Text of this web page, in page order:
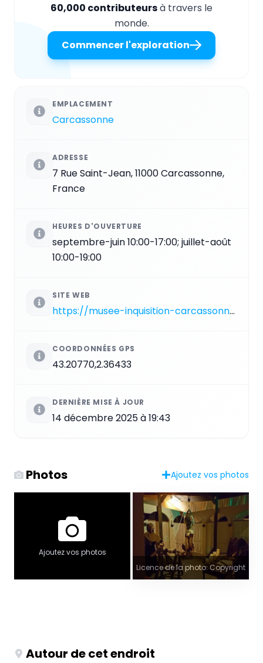
60,000 contributeursà travers le
monde.
Commencer l'exploration
EMPLACEMENT
Carcassonne
ADRESSE
7 Rue Saint-Jean, 11000 Carcassonne,
France
HEURES D'OUVERTURE
septembre-juin 10:00-17:00; juillet-août
10:00-19:00
SITE WEB
https://musee-inquisition-carcassonne.com
COORDONNÉES GPS
43.20770,2.36433
DERNIÈRE MISE À JOUR
14 décembre 2025 à 19:43
Photos Ajoutez vos photos
Ajoutez vos photos
Licence de la photo: Copyright
Autour de cet endroit